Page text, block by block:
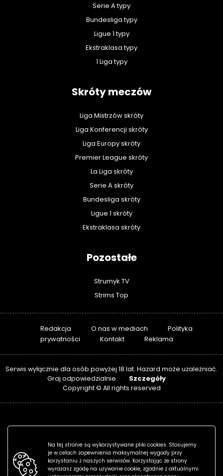
Serie A typy
Bundesliga typy
Ligue 1 typy
Ekstraklasa typy
1 Liga typy
Skróty meczów
Liga Mistrzów skróty
Liga Konferencji skróty
Liga Europy skróty
Premier League skróty
La Liga skróty
Serie A skróty
Bundesliga skróty
Ligue 1 skróty
Ekstraklasa skróty
Pozostałe
Strumyk TV
Strims Top
Redakcja O nas w mediach
Polityka
prywatności
Kontakt Reklama
Serwis wyłącznie dla osób powyżej 18 lat. Hazard może uzależniać.
Graj odpowiedzialnie.
Szczegóły
Copyright © All rights reserved
Na tej stronie są wykorzystywane pliki cookies. Stosujemy
je w celach zapewnienia maksymalnej wygody przy
korzystaniu z naszych serwisów. Korzystając ze strony
wyrażasz zgodę na używanie cookie, zgodnie z aktualnymi